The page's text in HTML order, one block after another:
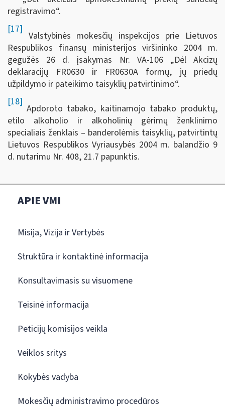
registravimo“.
[17]
Valstybinės mokesčių inspekcijos prie Lietuvos
Respublikos finansų ministerijos viršininko 2004 m.
gegužės 26 d. įsakymas Nr. VA-106 „Dėl Akcizų
deklaracijų FR0630 ir FR0630A formų, jų priedų
užpildymo ir pateikimo taisyklių patvirtinimo“.
[18]
Apdoroto tabako, kaitinamojo tabako produktų,
etilo alkoholio ir alkoholinių gėrimų ženklinimo
specialiais ženklais – banderolėmis taisyklių, patvirtintų
Lietuvos Respublikos Vyriausybės 2004 m. balandžio 9
d. nutarimu Nr. 408, 21.7 papunktis.
APIE VMI
Misija, Vizija ir Vertybės
Struktūra ir kontaktinė informacija
Konsultavimasis su visuomene
Teisinė informacija
Peticijų komisijos veikla
Veiklos sritys
Kokybės vadyba
Mokesčių administravimo procedūros